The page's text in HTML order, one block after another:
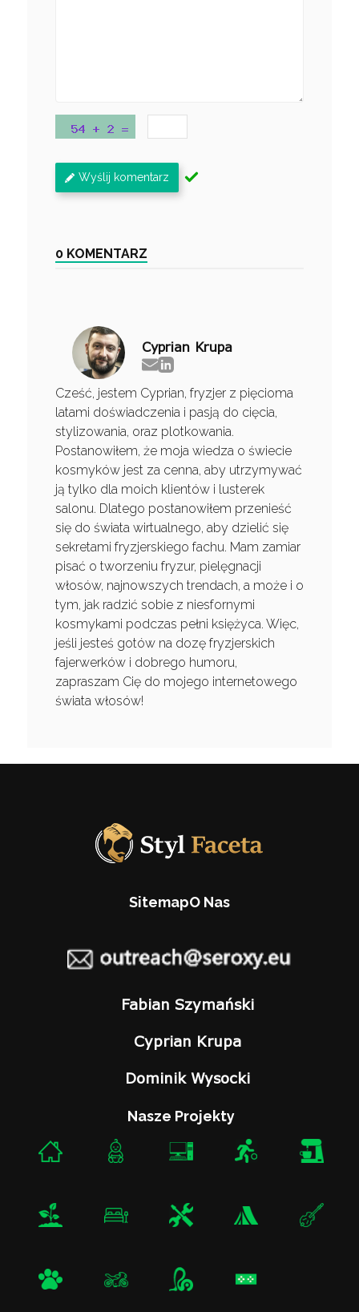
Wyślij komentarz
0 KOMENTARZ
Cyprian Krupa
Cześć, jestem Cyprian, fryzjer z pięcioma
latami doświadczenia i pasją do cięcia,
stylizowania, oraz plotkowania.
Postanowiłem, że moja wiedza o świecie
kosmyków jest za cenna, aby utrzymywać
ją tylko dla moich klientów i lusterek
salonu. Dlatego postanowiłem przenieść
się do świata wirtualnego, aby dzielić się
sekretami fryzjerskiego fachu. Mam zamiar
pisać o tworzeniu fryzur, pielęgnacji
włosów, najnowszych trendach, a może i o
tym, jak radzić sobie z niesfornymi
kosmykami podczas pełni księżyca. Więc,
jeśli jesteś gotów na dozę fryzjerskich
fajerwerków i dobrego humoru,
zapraszam Cię do mojego internetowego
świata włosów!
SitemapO Nas
Fabian Szymański
Cyprian Krupa
Dominik Wysocki
Nasze Projekty